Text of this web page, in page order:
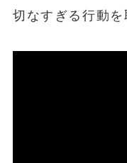
切なすぎる行動を